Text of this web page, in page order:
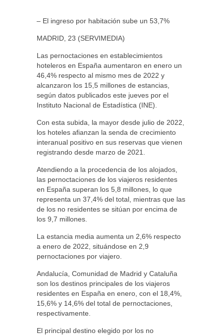
– El ingreso por habitación sube un 53,7%
MADRID, 23 (SERVIMEDIA)
Las pernoctaciones en establecimientos
hoteleros en España aumentaron en enero un
46,4% respecto al mismo mes de 2022 y
alcanzaron los 15,5 millones de estancias,
según datos publicados este jueves por el
Instituto Nacional de Estadística (INE).
Con esta subida, la mayor desde julio de 2022,
los hoteles afianzan la senda de crecimiento
interanual positivo en sus reservas que vienen
registrando desde marzo de 2021.
Atendiendo a la procedencia de los alojados,
las pernoctaciones de los viajeros residentes
en España superan los 5,8 millones, lo que
representa un 37,4% del total, mientras que las
de los no residentes se sitúan por encima de
los 9,7 millones.
La estancia media aumenta un 2,6% respecto
a enero de 2022, situándose en 2,9
pernoctaciones por viajero.
Andalucía, Comunidad de Madrid y Cataluña
son los destinos principales de los viajeros
residentes en España en enero, con el 18,4%,
15,6% y 14,6% del total de pernoctaciones,
respectivamente.
El principal destino elegido por los no